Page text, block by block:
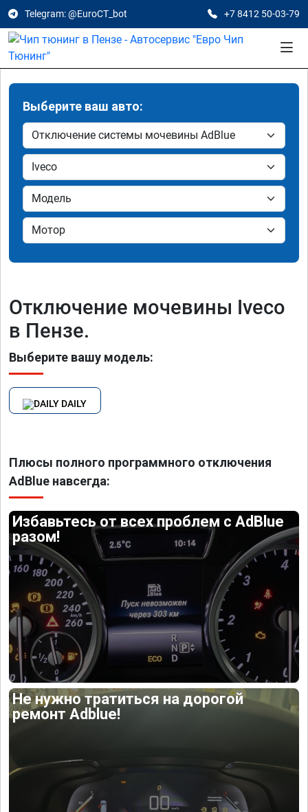
Telegram: @EuroCT_bot +7 8412 50-03-79
Выберите ваш авто:
Отключение мочевины Iveco
в Пензе.
Выберите вашу модель:
DAILY
Плюсы полного программного отключения
AdBlue навсегда:
Избавьтесь от всех проблем с AdBlue
разом!
Не нужно тратиться на дорогой
ремонт Adblue!